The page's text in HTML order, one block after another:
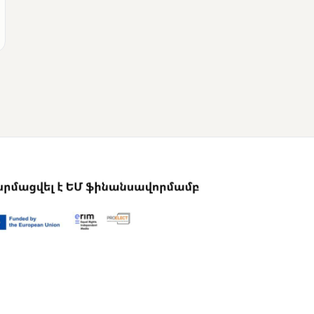
շնորհավորել է Նիկոլ
ընտրություններում